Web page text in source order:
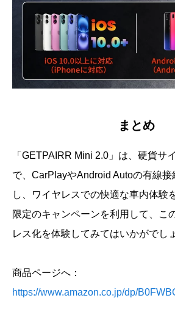
まとめ
「GETPAIRR Mini 2.0」は、硬貨サ
で、CarPlayやAndroid Autoの有線
し、ワイヤレスでの快適な車内体験
限定のキャンペーンを利用して、こ
レス化を体験してみてはいかがでし
商品ページへ：
https://www.amazon.co.jp/dp/